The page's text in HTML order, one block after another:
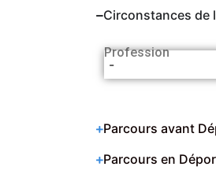
Circonstances de
Profession
-
Parcours avant
Parcours en